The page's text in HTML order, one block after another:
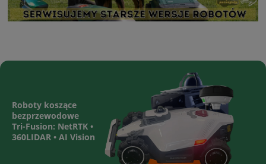
Roboty koszące
bezprzewodowe
Tri-Fusion: NetRTK •
360LIDAR • AI Vision